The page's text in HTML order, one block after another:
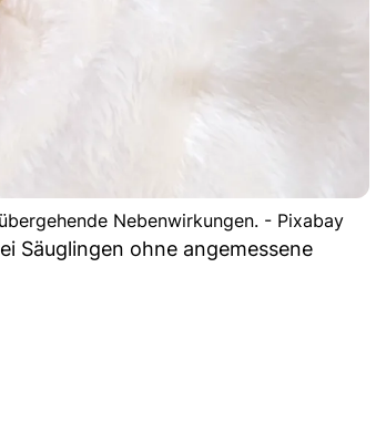
Nebenwirkungen. - Pixabay
Säuglingen ohne angemessene